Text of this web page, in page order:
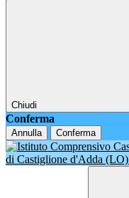
Chiudi
Conferma
Annulla Conferma
di Castiglione d'Adda (LO)